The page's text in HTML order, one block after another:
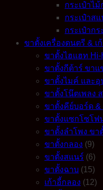
กระเป๋าไม้
กระเป๋าสแ
กระเป๋ากร
ขาตั้งเครื่องดนตรี & เ
ขาตั้งไฮแฮท Hi-
ขาตั้งกีต้าร์ ขาแ
ขาตั้งไมค์ และ
ขาตั้งโน๊ตเพลง
ขาตั้งคีย์บอร์ด &
ขาตั้งแซกโซโฟ
ขาตั้งลำโพง ขา
ขาตั้งกลอง (9)
ขาตั้งสแนร์ (6)
ขาตั้งฉาบ (15)
เก้าอี้กลอง (12)